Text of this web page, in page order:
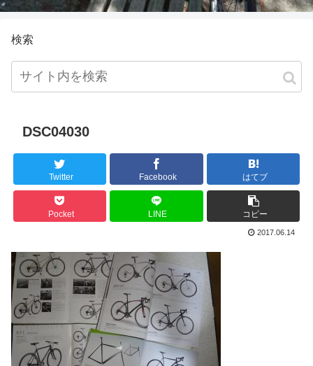
検索
DSC04030
Twitter Facebook はてブ
Pocket LINE コピー
2017.06.14